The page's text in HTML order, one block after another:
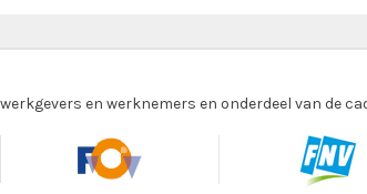
en werknemers en onderdeel van de